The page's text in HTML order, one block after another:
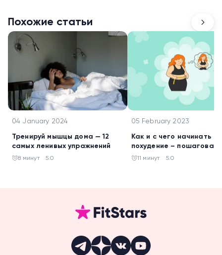
Похожие статьи
04 January 2024
Тренируй мышцы дома — 12
самых ленивых упражнений
8 минут 5.0
05 February 2023
Как и с чего начинать
похудение – пошаговая
инструкция
11 минут 5.0